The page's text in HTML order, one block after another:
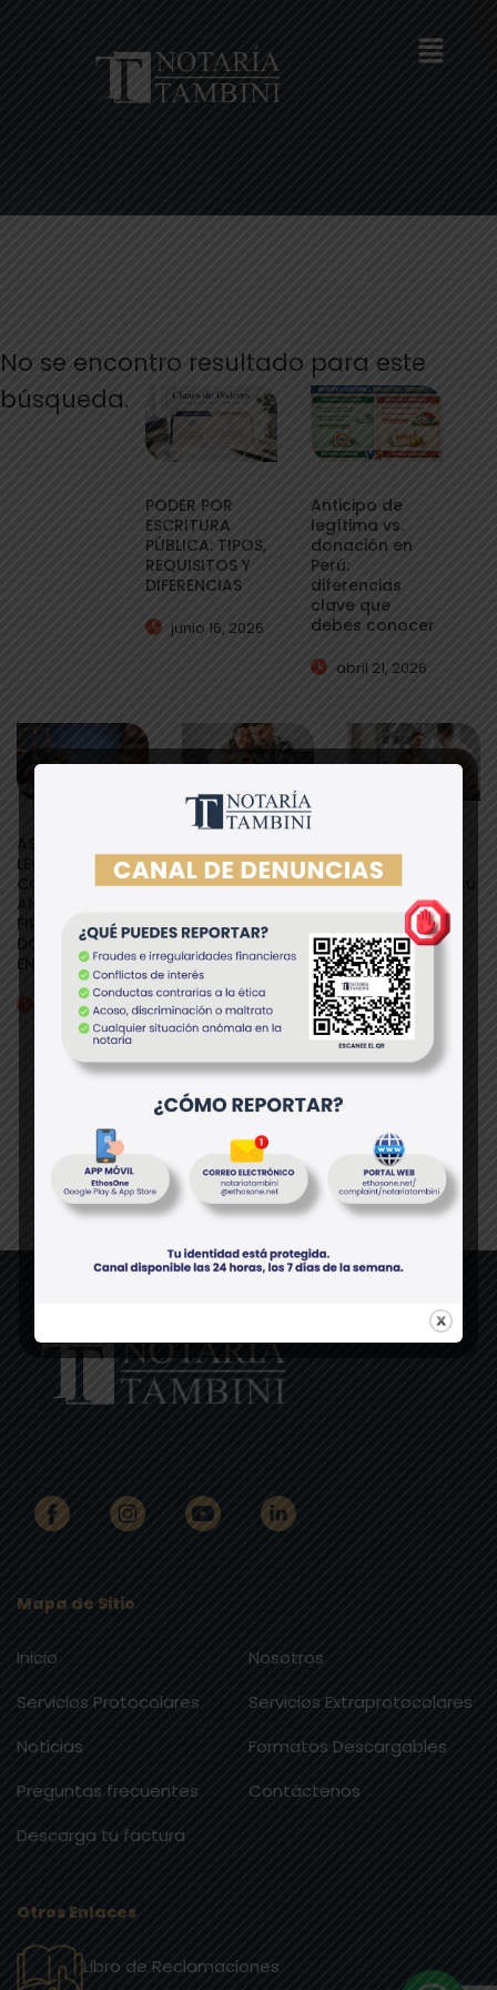
PODER POR
ESCRITURA
PÚBLICA: TIPOS,
REQUISITOS Y
DIFERENCIAS
junio 16, 2026
Anticipo de
legítima vs.
donación en
Perú:
diferencias
clave que
debes conocer
abril 21, 2026
ASPECTOS
LEGALES A
CONSIDERAR
ANTES DE
FIRMAR
DOCUMENTOS
EN PERÚ
abril 13, 2026
asegurar mi
propiedad?
junio 2, 2025
formalizar o
hacer crecer su
negocio?
febrero 26,
2024
Mapa de Sitio
Inicio
Nosotros
Servicios Protocolares
Servicios Extraprotocolares
Noticias
Formatos Descargables
Preguntas frecuentes
Contáctenos
Descarga tu factura
Otros Enlaces
Libro de Reclamaciones